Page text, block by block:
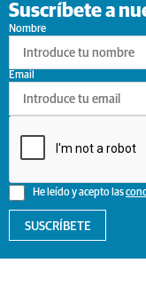
Suscríbete a
Nombre
He leído y acepto las
Email
SUSCRÍBETE